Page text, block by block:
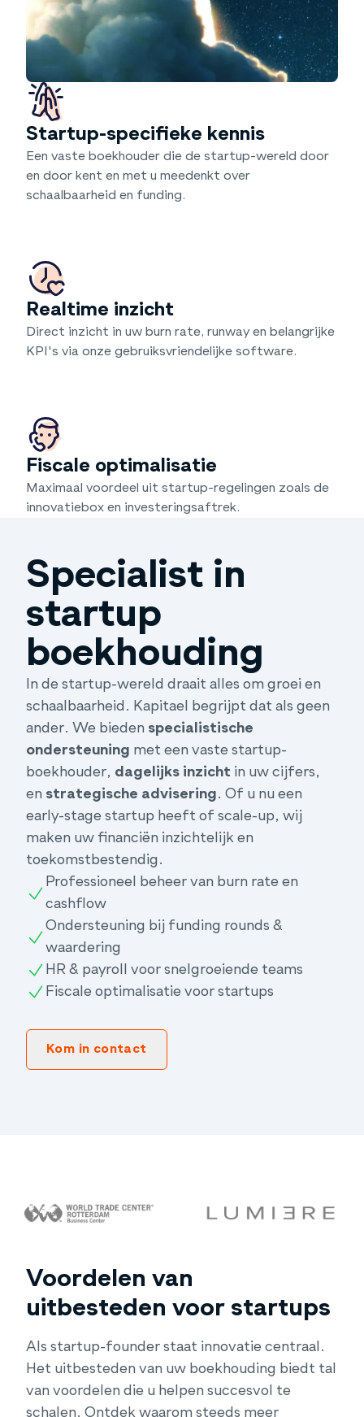
Startup-specifieke kennis
Een vaste boekhouder die de startup-wereld door
en door kent en met u meedenkt over
schaalbaarheid en funding.
Realtime inzicht
Direct inzicht in uw burn rate, runway en belangrijke
KPI's via onze gebruiksvriendelijke software.
Fiscale optimalisatie
Maximaal voordeel uit startup-regelingen zoals de
innovatiebox en investeringsaftrek.
Specialist in
startup
boekhouding
In de startup-wereld draait alles om groei en
schaalbaarheid. Kapitael begrijpt dat als geen
ander. We bieden specialistische
ondersteuning met een vaste startup-
boekhouder, dagelijks inzicht in uw cijfers,
en strategische advisering. Of u nu een
early-stage startup heeft of scale-up, wij
maken uw financiën inzichtelijk en
toekomstbestendig.
Professioneel beheer van burn rate en
cashflow
Ondersteuning bij funding rounds &
waardering
HR & payroll voor snelgroeiende teams
Fiscale optimalisatie voor startups
Kom in contact
Voordelen van
uitbesteden voor startups
Als startup-founder staat innovatie centraal.
Het uitbesteden van uw boekhouding biedt tal
van voordelen die u helpen succesvol te
schalen. Ontdek waarom steeds meer